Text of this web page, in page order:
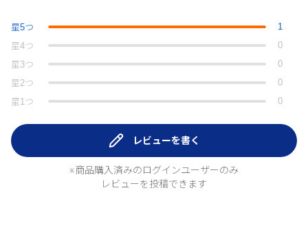
星5つ
1
星4つ
0
星 3つ
0
星 2つ
0
星 1つ 0
レビューを書く
※商品購入済みのログインユーザーのみ
レビューを投稿できます